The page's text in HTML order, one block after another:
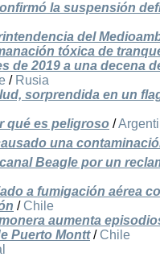
la suspensión
del
tóxica de
de 2019 a una decena
/ Rusia
sorprendida en un
qué es peligroso /
una
Beagle por un
a fumigación aérea
/ Chile
aumenta
Puerto Montt/ Chile